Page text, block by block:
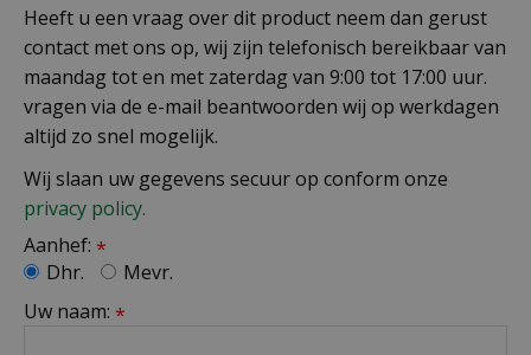
Heeft u een vraag over dit product neem dan gerust
contact met ons op, wij zijn telefonisch bereikbaar van
maandag tot en met zaterdag van 9:00 tot 17:00 uur.
vragen via de e-mail beantwoorden wij op werkdagen
altijd zo snel mogelijk.
Wij slaan uw gegevens secuur op conform onze
privacy policy.
Aanhef: *
Dhr.
Mevr.
Uw naam: *